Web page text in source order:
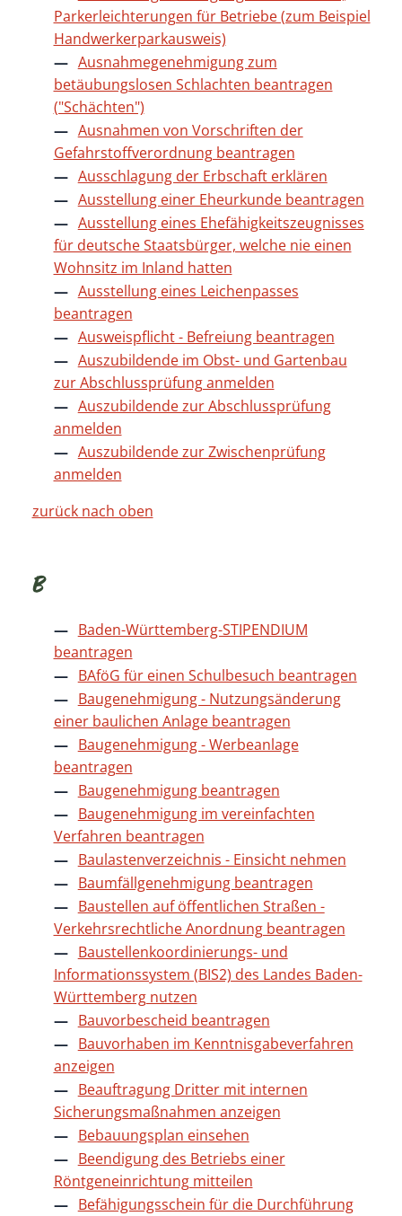
Parkerleichterungen für Betriebe (zum Beispiel
Handwerkerparkausweis)
Ausnahmegenehmigung zum
betäubungslosen Schlachten beantragen
("Schächten")
Ausnahmen von Vorschriften der
Gefahrstoffverordnung beantragen
Ausschlagung der Erbschaft erklären
Ausstellung einer Eheurkunde beantragen
Ausstellung eines Ehefähigkeitszeugnisses
für deutsche Staatsbürger, welche nie einen
Wohnsitz im Inland hatten
Ausstellung eines Leichenpasses
beantragen
Ausweispflicht - Befreiung beantragen
Auszubildende im Obst- und Gartenbau
zur Abschlussprüfung anmelden
Auszubildende zur Abschlussprüfung
anmelden
Auszubildende zur Zwischenprüfung
anmelden
zurück nach oben
B
Baden-Württemberg-STIPENDIUM
beantragen
BAföG für einen Schulbesuch beantragen
Baugenehmigung - Nutzungsänderung
einer baulichen Anlage beantragen
Baugenehmigung - Werbeanlage
beantragen
Baugenehmigung beantragen
Baugenehmigung im vereinfachten
Verfahren beantragen
Baulastenverzeichnis - Einsicht nehmen
Baumfällgenehmigung beantragen
Baustellen auf öffentlichen Straßen -
Verkehrsrechtliche Anordnung beantragen
Baustellenkoordinierungs- und
Informationssystem (BIS2) des Landes Baden-
Württemberg nutzen
Bauvorbescheid beantragen
Bauvorhaben im Kenntnisgabeverfahren
anzeigen
Beauftragung Dritter mit internen
Sicherungsmaßnahmen anzeigen
Bebauungsplan einsehen
Beendigung des Betriebs einer
Röntgeneinrichtung mitteilen
Befähigungsschein für die Durchführung